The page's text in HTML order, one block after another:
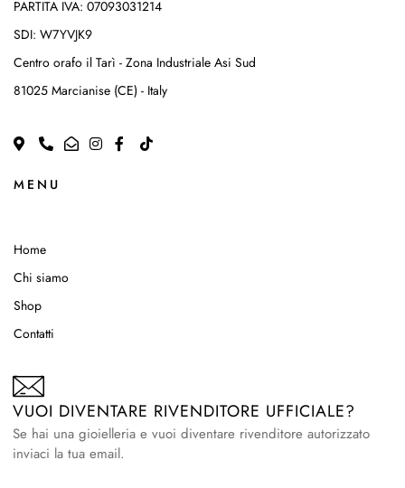
PARTITA IVA: 07093031214
SDI: W7YVJK9
Centro orafo il Tarì - Zona Industriale Asi Sud
81025 Marcianise (CE) - Italy
MENU
Home
Chi siamo
Shop
Contatti
VUOI DIVENTARE RIVENDITORE UFFICIALE?
Se hai una gioielleria e vuoi diventare rivenditore autorizzato
inviaci la tua email.